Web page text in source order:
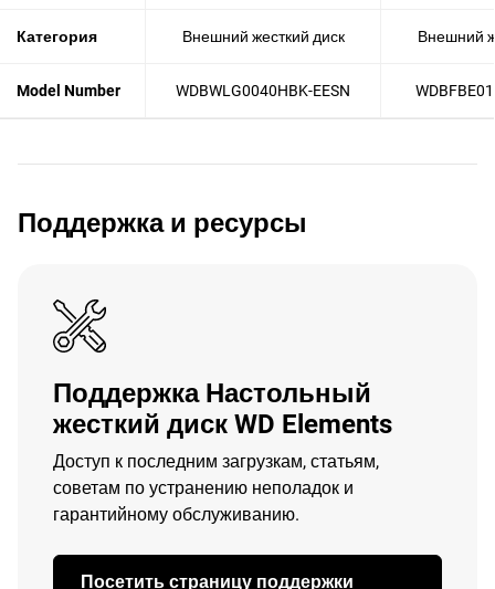
Категория Внешний жесткий диск Внешний
Model Number WDBWLG0040HBK-EESN
Поддержка и ресурсы
Поддержка Настольный
жесткий диск WD Elements
Доступ к последним загрузкам, статьям,
советам по устранению неполадок и
гарантийному обслуживанию.
Посетить страницу поддержки